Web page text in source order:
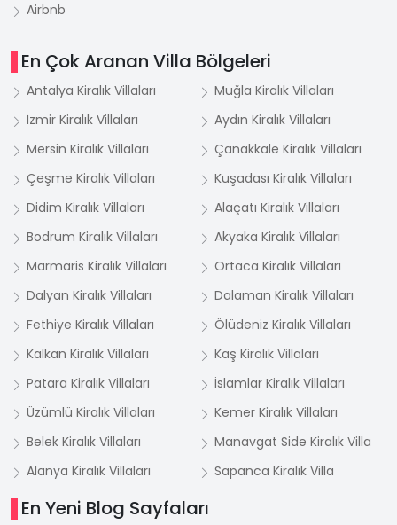
Airbnb
En Çok Aranan Villa Bölgeleri
Antalya Kiralık Villaları
Muğla Kiralık Villaları
İzmir Kiralık Villaları
Aydın Kiralık Villaları
Mersin Kiralık Villaları
Çanakkale Kiralık Villaları
Çeşme Kiralık Villaları
Kuşadası Kiralık Villaları
Didim Kiralık Villaları
Alaçatı Kiralık Villaları
Bodrum Kiralık Villaları
Akyaka Kiralık Villaları
Marmaris Kiralık Villaları
Ortaca Kiralık Villaları
Dalyan Kiralık Villaları
Dalaman Kiralık Villaları
Fethiye Kiralık Villaları
Ölüdeniz Kiralık Villaları
Kalkan Kiralık Villaları
Kaş Kiralık Villaları
Patara Kiralık Villaları
İslamlar Kiralık Villaları
Üzümlü Kiralık Villaları
Kemer Kiralık Villaları
Belek Kiralık Villaları
Manavgat Side Kiralık Villa
Alanya Kiralık Villaları
Sapanca Kiralık Villa
En Yeni Blog Sayfaları